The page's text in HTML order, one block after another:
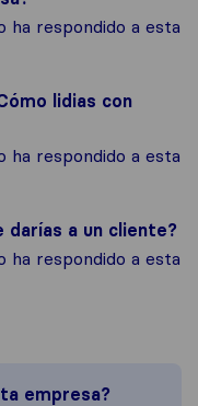
ha respondido a esta
lidias con
ha respondido a esta
darías a un cliente?
ha respondido a esta
empresa?